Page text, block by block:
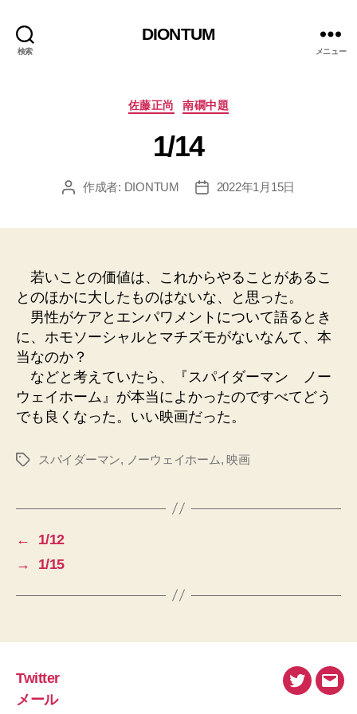
検索
DIONTUM
メニュー
カ
ゴ
リ
佐藤正尚 南礀中題
1/14
投 作成者: DIONTUM
投
2022年1月15日
若いことの価値は、これからやることがあるこ
とのほかに大したものはないな、と思った。
男性がケアとエンパワメントについて語るとき
に、ホモソーシャルとマチズモがないなんて、本
当なのか？
などと考えていたら、『スパイダーマン ノー
ウェイホーム』が本当によかったのですべてどう
でも良くなった。いい映画だった。
タ
スパイダーマン, ノーウェイホーム,映画
←
1/12
→
1/15
Twitter
メール
Twitterメ